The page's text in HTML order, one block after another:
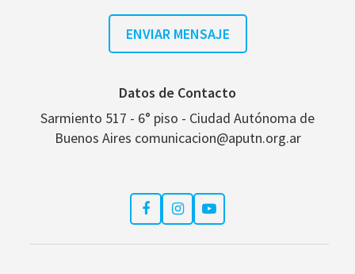
Datos de Contacto
Sarmiento 517 - 6° piso - Ciudad Autónoma de
Buenos Aires comunicacion@aputn.org.ar